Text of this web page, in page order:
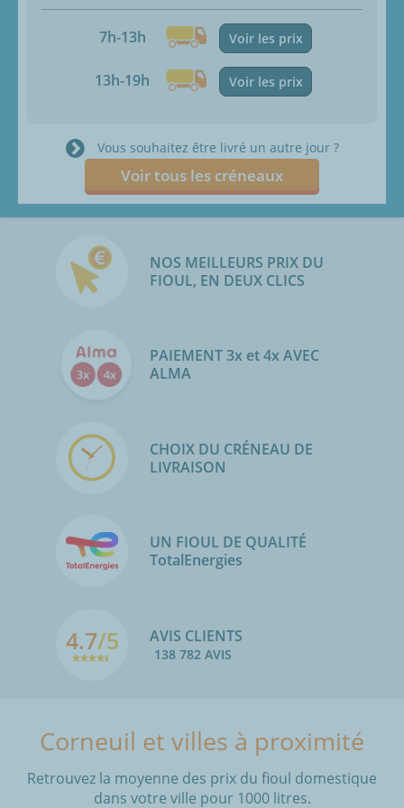
7h-13h Voir les prix
13h-19h Voir les prix
Vous souhaitez être livré un autre jour ?
Voir tous les créneaux
NOS MEILLEURS PRIX DU
FIOUL, EN DEUX CLICS
PAIEMENT 3x et 4x AVEC
ALMA
CHOIX DU CRÉNEAU DE
LIVRAISON
UN FIOUL DE QUALITÉ
TotalEnergies
4.7/5 AVIS CLIENTS
138 782 AVIS
Corneuil et villes à proximité
Retrouvez la moyenne des prix du fioul domestique
dans votre ville pour 1000 litres.